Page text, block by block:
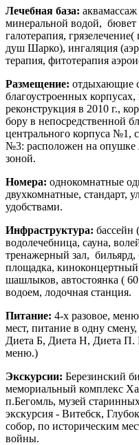
Лечебная база:
минеральной водой,
галотерапия,
душ Шарко), ингаляция
терапия, фитотерапия
Размещение: отдыхающие
благоустроенных
реконструкция в 2010 г.,
бору в непосредственной
центрального корпуса №1,
№3: расположен на опушке
зоной.
Номера: однокомнатные
двухкомнатные, стандарт,
удобствами.
Инфраструктура: бассейн
водолечебница, сауна,
тренажерный зал, бильярд,
площадка, киноконцертный
шашлыков, автостоянка (
водоем, лодочная станция.
Питание: 4-х разовое,
мест, питание в одну
Диета Б, Диета Н, Диета П.
меню.)
Экскурсии: Березинский
мемориальный комплекс
п.Бегомль, музей
экскурсия - Витебск,
собор, по историческим
войны.